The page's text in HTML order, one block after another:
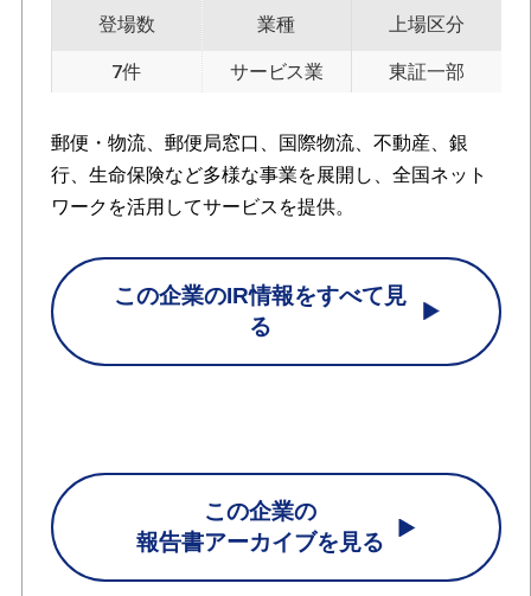
登場数
7件
業種
サービス業
上場区分
東証一部
郵便・物流、郵便局窓口、国際物流、不動産、銀
行、生命保険など多様な事業を展開し、全国ネット
ワークを活用してサービスを提供。
この企業のIR情報をすべて見
る
この企業の
報告書アーカイブを見る